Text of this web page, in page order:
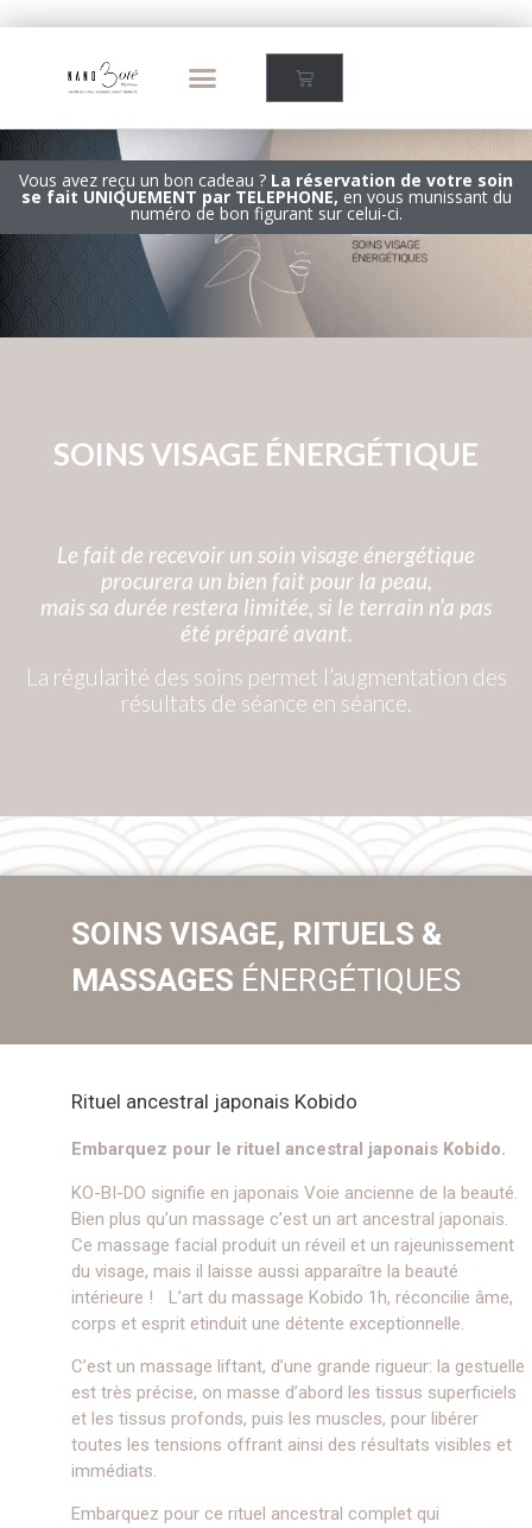
Vous avez reçu un bon cadeau ? La réservation de votre soin
se fait UNIQUEMENT par TELEPHONE, en vous munissant du
numéro de bon figurant sur celui-ci.
SOINS VISAGE ÉNERGÉTIQUE
Le fait de recevoir un soin visage énergétique
procurera un bien fait pour la peau,
mais sa durée restera limitée, si le terrain n’a pas
été préparé avant.
La régularité des soins permet l’augmentation des
résultats de séance en séance.
SOINS VISAGE, RITUELS &
MASSAGES ÉNERGÉTIQUES
Rituel ancestral japonais Kobido
Embarquez pour le rituel ancestral japonais Kobido.
KO-BI-DO signifie en japonais Voie ancienne de la beauté.
Bien plus qu’un massage c’est un art ancestral japonais.
Ce massage facial produit un réveil et un rajeunissement
du visage, mais il laisse aussi apparaître la beauté
intérieure ! L’art du massage Kobido 1h, réconcilie âme,
corps et esprit etinduit une détente exceptionnelle.
C’est un massage liftant, d’une grande rigueur: la gestuelle
est très précise, on masse d’abord les tissus superficiels
et les tissus profonds, puis les muscles, pour libérer
toutes les tensions offrant ainsi des résultats visibles et
immédiats.
Embarquez pour ce rituel ancestral complet qui